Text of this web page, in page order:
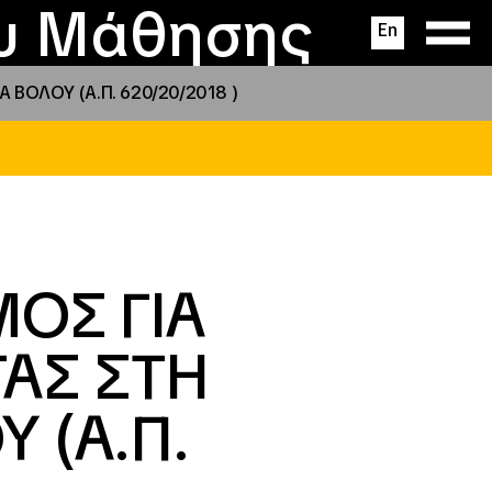
Μάθησης En
ΒΟΛΟΥ (Α.Π. 620/20/2018 )
ΓΙΑ
ΣΤΗ
(Α.Π.